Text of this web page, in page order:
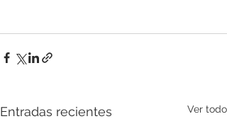
Entradas recientes Ver todo